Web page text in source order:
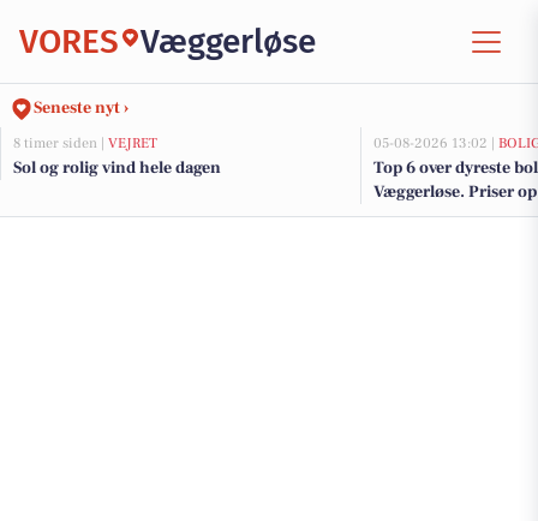
VORES Væggerløse
Seneste nyt ›
8 timer siden | VEJRET
Sol og rolig vind hele dagen
05-08-2026 13:02 |
Top 6 over dyreste
Væggerløse. Priser